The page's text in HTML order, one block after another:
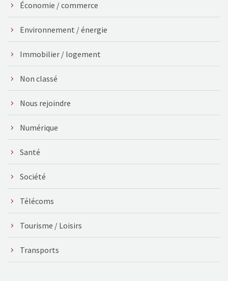
Économie / commerce
Environnement / énergie
Immobilier / logement
Non classé
Nous rejoindre
Numérique
Santé
Société
Télécoms
Tourisme / Loisirs
Transports